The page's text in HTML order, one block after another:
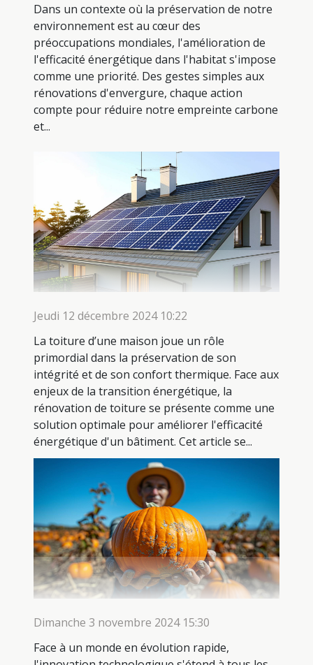
Dans un contexte où la préservation de notre
environnement est au cœur des
préoccupations mondiales, l'amélioration de
l'efficacité énergétique dans l'habitat s'impose
comme une priorité. Des gestes simples aux
rénovations d'envergure, chaque action
compte pour réduire notre empreinte carbone
et...
Jeudi 12 décembre 2024 10:22
La toiture d’une maison joue un rôle
primordial dans la préservation de son
intégrité et de son confort thermique. Face aux
enjeux de la transition énergétique, la
rénovation de toiture se présente comme une
solution optimale pour améliorer l'efficacité
énergétique d'un bâtiment. Cet article se...
Dimanche 3 novembre 2024 15:30
Face à un monde en évolution rapide,